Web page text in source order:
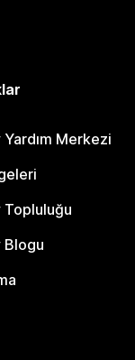
Merkezi
Blogu